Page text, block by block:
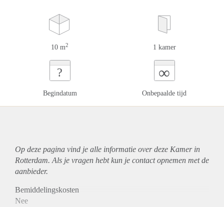
10 m2 1 kamer
?
Begindatum
∞
Onbepaalde tijd
Op deze pagina vind je alle informatie over deze Kamer in
Rotterdam. Als je vragen hebt kun je contact opnemen met de
aanbieder.
Bemiddelingskosten
Nee